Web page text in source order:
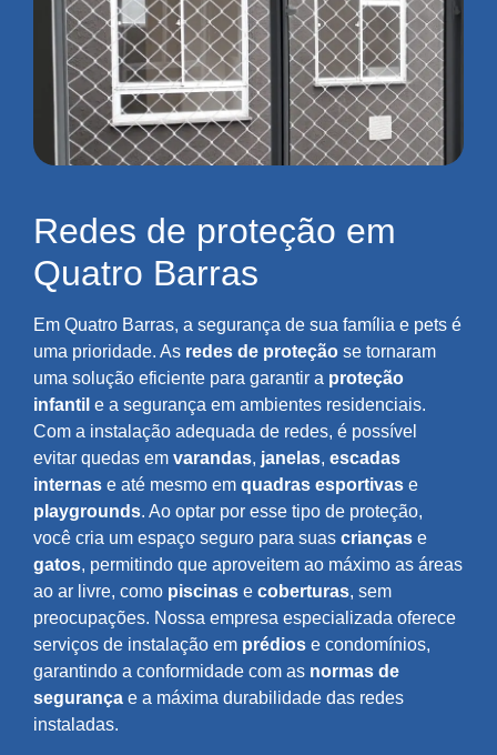
Redes de proteção em
Quatro Barras
Em Quatro Barras, a segurança de sua família e pets é
uma prioridade. As redes de proteção se tornaram
uma solução eficiente para garantir a proteção
infantil e a segurança em ambientes residenciais.
Com a instalação adequada de redes, é possível
evitar quedas em varandas, janelas, escadas
internas e até mesmo em quadras esportivas e
playgrounds. Ao optar por esse tipo de proteção,
você cria um espaço seguro para suas crianças e
gatos, permitindo que aproveitem ao máximo as áreas
ao ar livre, como piscinas e coberturas, sem
preocupações. Nossa empresa especializada oferece
serviços de instalação em prédios e condomínios,
garantindo a conformidade com as normas de
segurança e a máxima durabilidade das redes
instaladas.